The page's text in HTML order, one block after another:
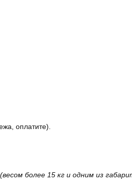
оплатите).
более 15 кг и одним из